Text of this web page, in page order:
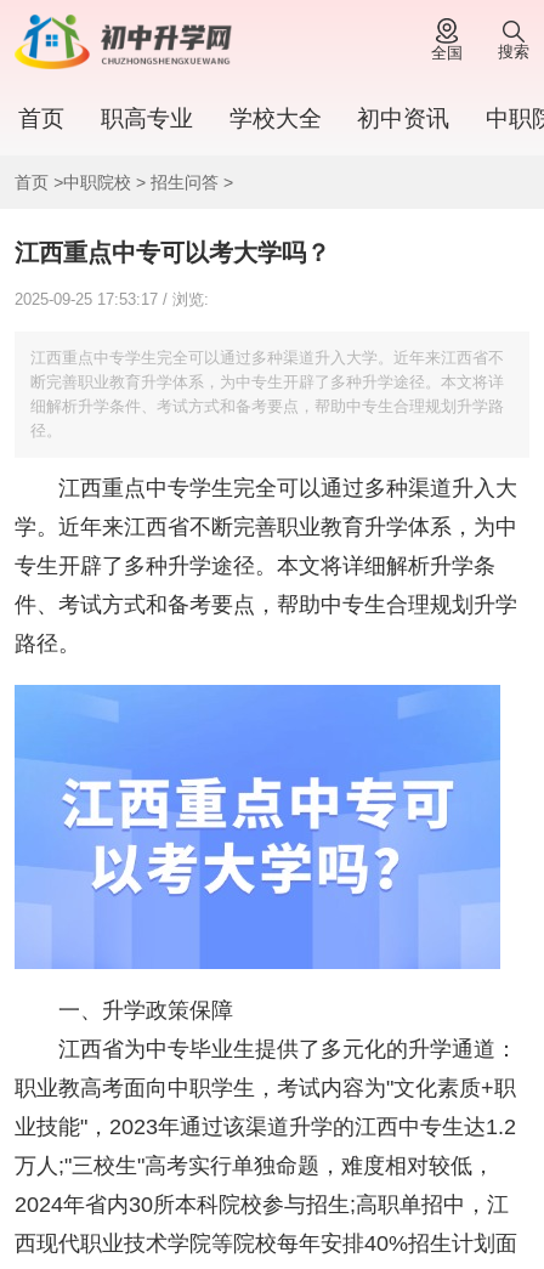
全国 搜索
首页 职高专业 学校大全 初中资讯 中职
首页 >中职院校 > 招生问答>
江西重点中专可以考大学吗？
2025-09-25 17:53:17 / 浏览:
江西重点中专学生完全可以通过多种渠道升入大学。近年来江西省不
断完善职业教育升学体系，为中专生开辟了多种升学途径。本文将详
细解析升学条件、考试方式和备考要点，帮助中专生合理规划升学路
径。
江西重点中专学生完全可以通过多种渠道升入大
学。近年来江西省不断完善职业教育升学体系，为中
专生开辟了多种升学途径。本文将详细解析升学条
件、考试方式和备考要点，帮助中专生合理规划升学
路径。
一、升学政策保障
江西省为中专毕业生提供了多元化的升学通道：
职业教高考面向中职学生，考试内容为"文化素质+职
业技能"，2023年通过该渠道升学的江西中专生达1.2
万人;"三校生"高考实行单独命题，难度相对较低，
2024年省内30所本科院校参与招生;高职单招中，江
西现代职业技术学院等院校每年安排40%招生计划面